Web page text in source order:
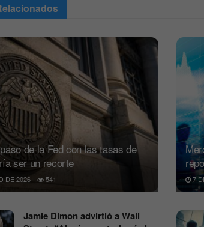
de la Fed con las tasas de
ser un recorte
DE 2026 541 7
Jamie Dimon advirtió a Wall